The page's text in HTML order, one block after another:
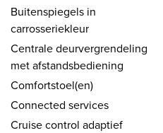
Buitenspiegels in
carrosseriekleur
Centrale deurvergrendeling
met afstandsbediening
Comfortstoel(en)
Connected services
Cruise control adaptief